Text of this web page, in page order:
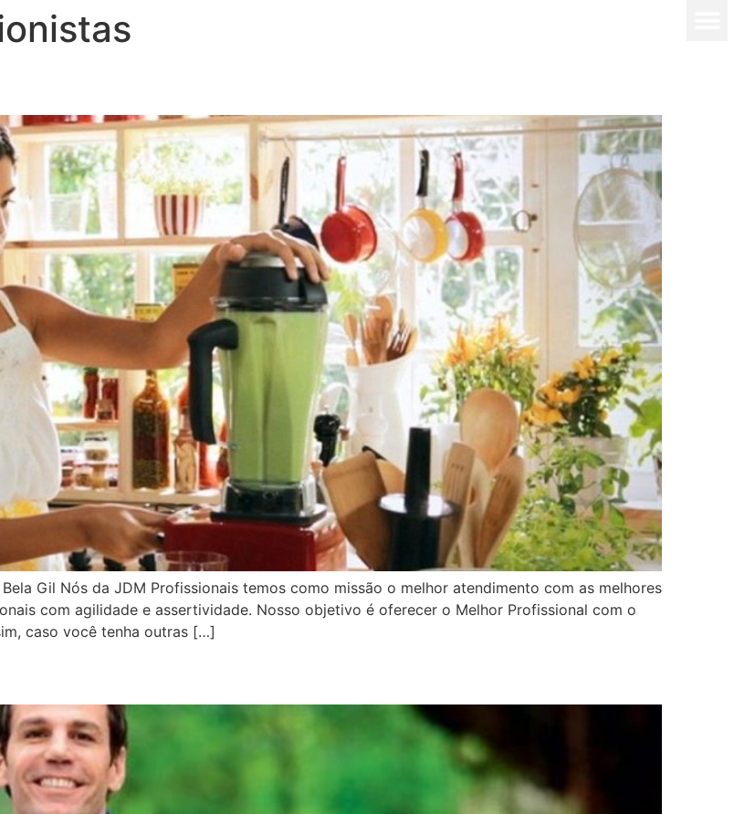
Gil Nós da JDM Profissionais temos como missão o melhor atendimento com as melhores
com agilidade e assertividade. Nosso objetivo é oferecer o Melhor Profissional com o
caso você tenha outras […]